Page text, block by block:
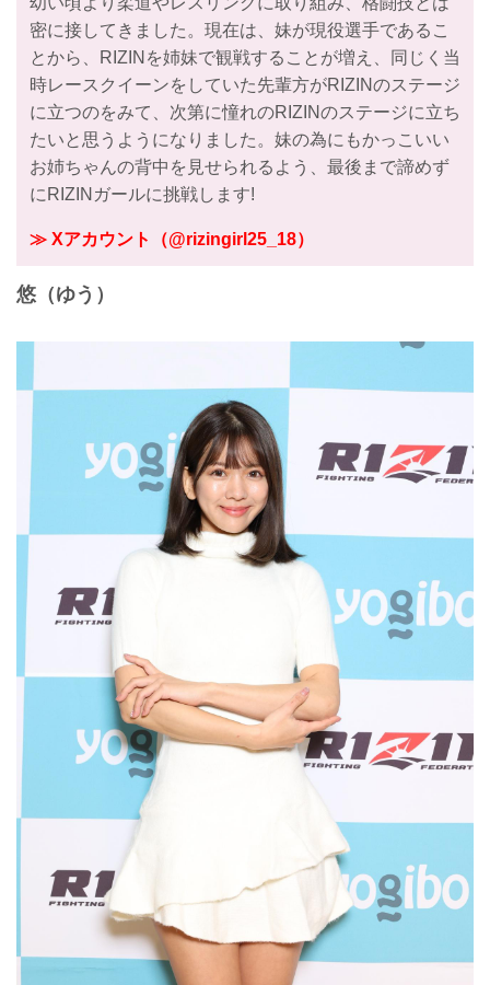
密に接してきました。現在は、妹が現役選手であるこ
とから、RIZINを姉妹で観戦することが増え、同じく当
時レースクイーンをしていた先輩方がRIZINのステージ
に立つのをみて、次第に憧れのRIZINのステージに立ち
たいと思うようになりました。妹の為にもかっこいい
お姉ちゃんの背中を見せられるよう、最後まで諦めず
にRIZINガールに挑戦します!
≫ Xアカウント（@rizingirl25_18）
悠（ゆう）